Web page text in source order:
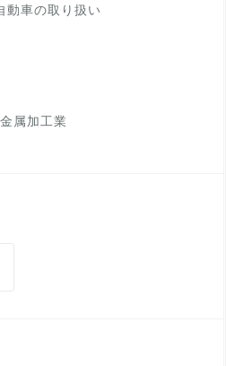
動車の取り扱い
属加工業